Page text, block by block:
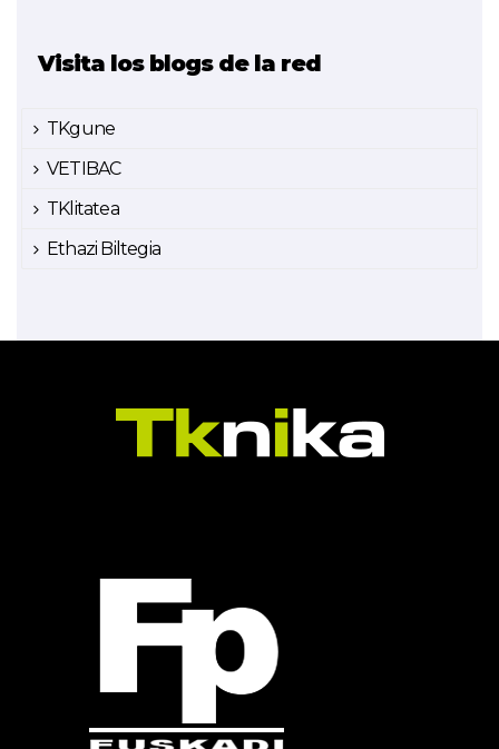
Visita los blogs de la red
TKgune
VETIBAC
TKlitatea
Ethazi Biltegia